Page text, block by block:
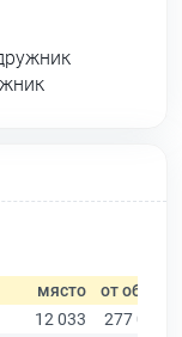
място от общо
12 033
277 019